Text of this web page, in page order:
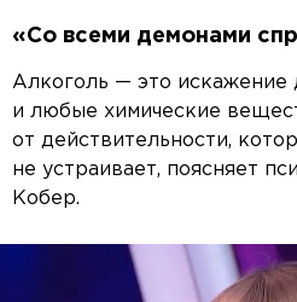
«Со всеми демонами
Алкоголь — это искажение
и любые химические
от действительности,
не устраивает, поясняет
Кобер.